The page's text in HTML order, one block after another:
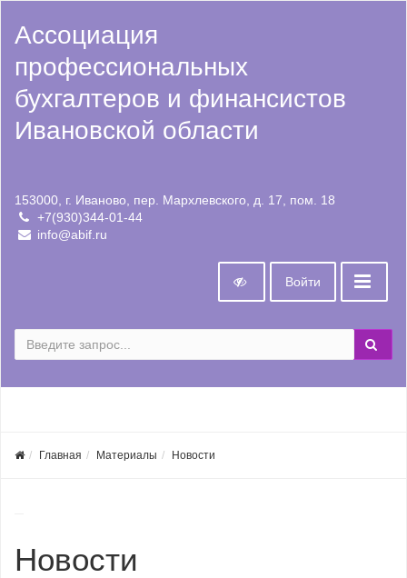
Ассоциация
профессиональных
бухгалтеров и финансистов
Ивановской области
153000, г. Иваново, пер. Мархлевского, д. 17, пом. 18
+7(930)344-01-44
info@abif.ru
Войти
Главная Материалы Новости
Новости